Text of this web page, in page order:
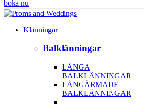
boka nu
Klänningar
Balklänningar
LÅNGA
BALKLÄNNINGAR
LÅNGÄRMADE
BALKLÄNNINGAR